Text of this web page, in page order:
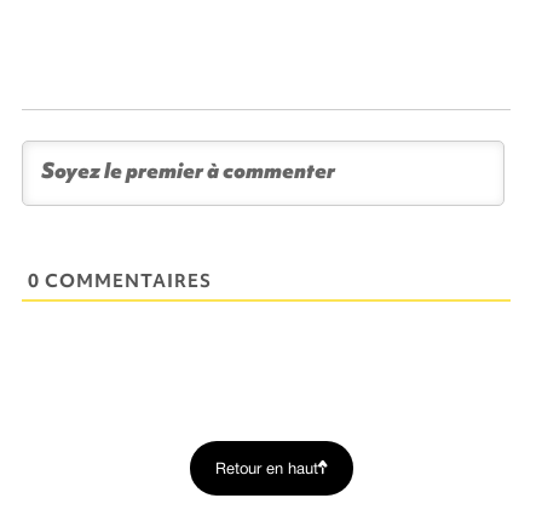
0 COMMENTAIRES
Retour en haut